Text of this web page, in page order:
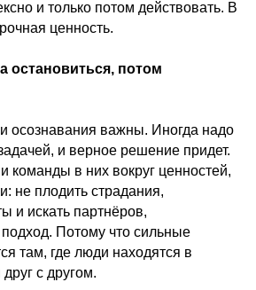
и только потом действовать. В
ценность.
остановиться, потом
важны. Иногда надо
и верное решение придет.
команды в них вокруг ценностей,
не плодить страдания,
и искать партнёров,
Потому что сильные
там, где люди находятся в
с другом.